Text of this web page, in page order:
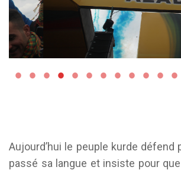
Aujourd’hui le peuple kurde défend
passé sa langue et insiste pour